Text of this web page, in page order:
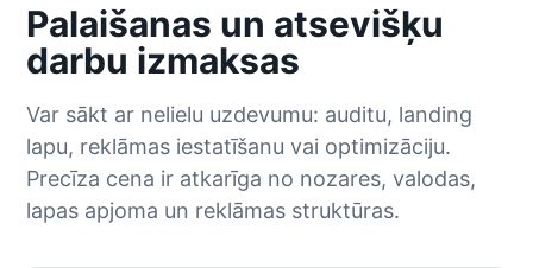
Palaišanas un atsevišķu
darbu izmaksas
Var sākt ar nelielu uzdevumu: auditu, landing
lapu, reklāmas iestatīšanu vai optimizāciju.
Precīza cena ir atkarīga no nozares, valodas,
lapas apjoma un reklāmas struktūras.